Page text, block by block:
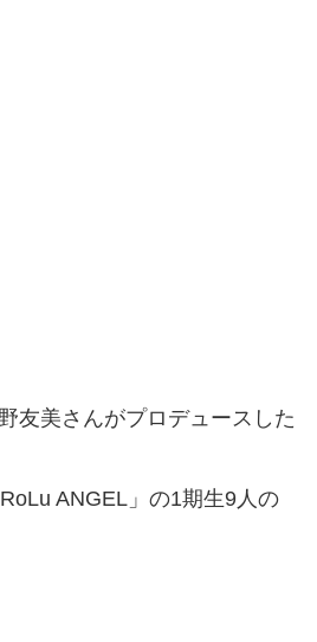
友美さんがプロデュースした
ANGEL」の1期生9人の